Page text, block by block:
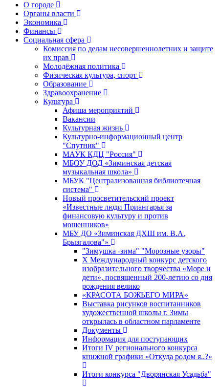
О городе
Органы власти
Экономика
Финансы
Социальная сфера
Комиссия по делам несовершеннолетних и защите
их прав
Молодёжная политика
Физическая культура, спорт
Образование
Здравоохранение
Культура
Афиша мероприятий
Вакансии
Культурная жизнь
Культурно-информационный центр
"Спутник"
МАУК КДЦ "Россия"
МБОУ ДОД «Зиминская детская
музыкальная школа»
МБУК "Централизованная библиотечная
система"
Новый просветительский проект
«Известные люди Приангарья за
финансовую культуру и против
мошенников»
МБУ ДО «Зиминская ДХШ им. В.А.
Брызгалова"»
"Зимушка -зима" "Морозные узоры"
X Международный конкурс детского
изобразительного творчества «Море и
дети», посвященный 200-летию со дня
рождения велико
«КРАСОТА БОЖЬЕГО МИРА»
Выставка рисунков воспитанников
художественной школы г. Зимы
открылась в областном парламенте
Документы
Информация для поступающих
Итоги IV регионального конкурса
книжной графики «Откуда родом я..?»
Итоги конкурса "Дворянская Усадьба"